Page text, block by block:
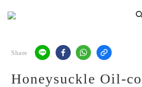
Share
Honeysuckle Oil-